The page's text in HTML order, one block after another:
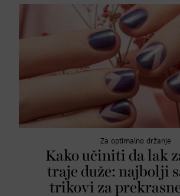
Za optimalno držanje
Kako učiniti da lak
traje duže: najbolji
trikovi za prekrasne